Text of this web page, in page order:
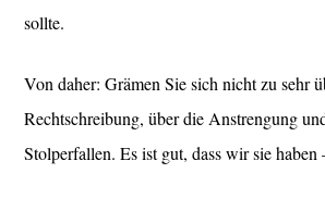
sollte.
Von daher: Grämen Sie sich nicht zu sehr
Rechtschreibung, über die Anstrengung
Stolperfallen. Es ist gut, dass wir sie haben